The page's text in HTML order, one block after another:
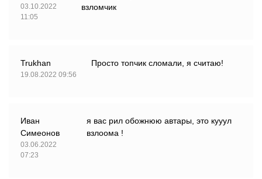
03.10.2022
11:05
взломчик
Trukhan
19.08.2022 09:56
Просто топчик сломали, я считаю!
Иван
Симеонов
03.06.2022
07:23
я вас рил обожнюю автары, это кууул
взлоома !